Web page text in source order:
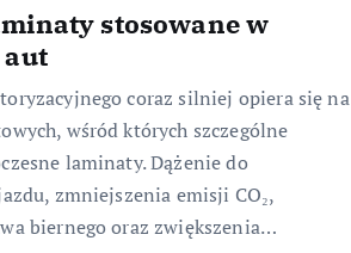
stosowane w
coraz silniej opiera się na
wśród których szczególne
laminaty. Dążenie do
zmniejszenia emisji CO₂,
biernego oraz zwiększenia…